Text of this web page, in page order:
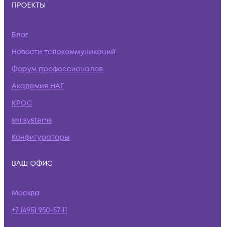
ПРОЕКТЫ
Блог
Новости телекоммуникаций
Форум профессионалов
Академия НАГ
КРОС
snr.systems
Конфигураторы
ВАШ ОФИС
Москва
+7 (495) 950-57-11